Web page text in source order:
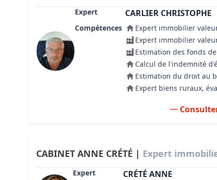
Expert CARLIER CHRISTOPHE
Compétences
Expert immobilier
Expert immobilier
Estimation des fonds
Calcul de l'indemnité
Estimation du droit au
Expert biens ruraux,
CABINET ANNE CRÉTÉ | Expert
Expert CRÉTÉ ANNE